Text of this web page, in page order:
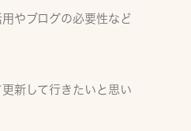
やブログの必要性など
新して行きたいと思い